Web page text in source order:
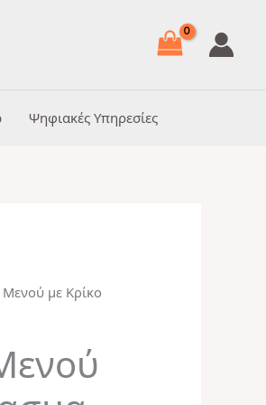
Ψηφιακές Υπηρεσίες
Μενού με Κρίκο